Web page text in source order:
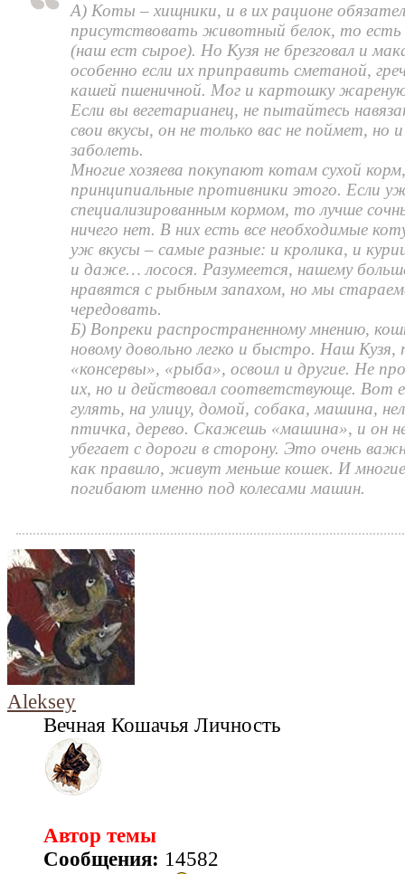
А) Коты – хищники, и в их рационе
присутствовать животный белок, то есть
(наш ест сырое). Но Кузя не брезговал и
особенно если их приправить сметаной,
кашей пшеничной. Мог и картошку
Если вы вегетарианец, не пытайтесь
свои вкусы, он не только вас не поймет,
заболеть.
Многие хозяева покупают котам сухой
принципиальные противники этого. Если
специализированным кормом, то лучше
ничего нет. В них есть все необходимые
уж вкусы – самые разные: и кролика, и
и даже… лосося. Разумеется, нашему
нравятся с рыбным запахом, но мы
чередовать.
Б) Вопреки распространенному мнению,
новому довольно легко и быстро. Наш Кузя,
«консервы», «рыба», освоил и другие. Не
их, но и действовал соответствующе. Вот
гулять, на улицу, домой, собака, машина,
птичка, дерево. Скажешь «машина», и он
убегает с дороги в сторону. Это очень
как правило, живут меньше кошек. И
погибают именно под колесами машин.
Aleksey
Вечная Кошачья Личность
Автор темы
Сообщения: 14582